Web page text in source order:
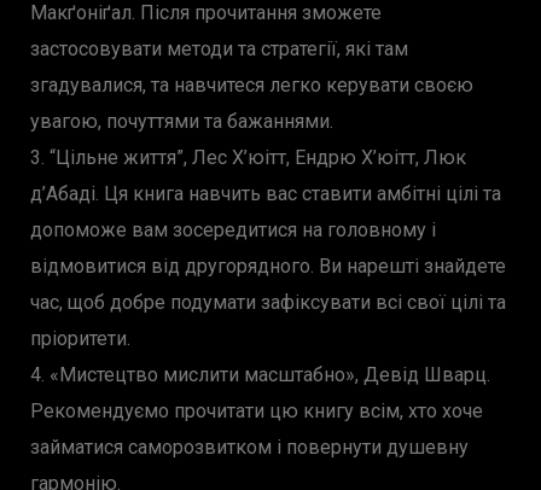
Макґоніґал. Після прочитання зможете
застосовувати методи та стратегії, які там
згадувалися, та навчитеся легко керувати своєю
увагою, почуттями та бажаннями.
3. “Цільне життя”, Лес Х’юітт, Ендрю Х’юітт, Люк
д’Абаді. Ця книга навчить вас ставити амбітні цілі та
допоможе вам зосередитися на головному і
відмовитися від другорядного. Ви нарешті знайдете
час, щоб добре подумати зафіксувати всі свої цілі та
пріоритети.
4. «Мистецтво мислити масштабно», Девід Шварц.
Рекомендуємо прочитати цю книгу всім, хто хоче
займатися саморозвитком і повернути душевну
гармонію.